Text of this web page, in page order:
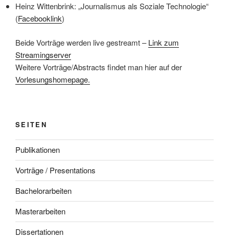
Heinz Wittenbrink: „Journalismus als Soziale Technologie“
(Facebooklink)
Beide Vorträge werden live gestreamt –Link zum
Streamingserver
Weitere Vorträge/Abstracts findet man hier auf der
Vorlesungshomepage.
SEITEN
Publikationen
Vorträge / Presentations
Bachelorarbeiten
Masterarbeiten
Dissertationen